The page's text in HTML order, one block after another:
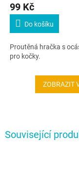
Související
99 Kč
Do košíku
Proutěná hračka s
pro kočky.
ZOBRAZIT